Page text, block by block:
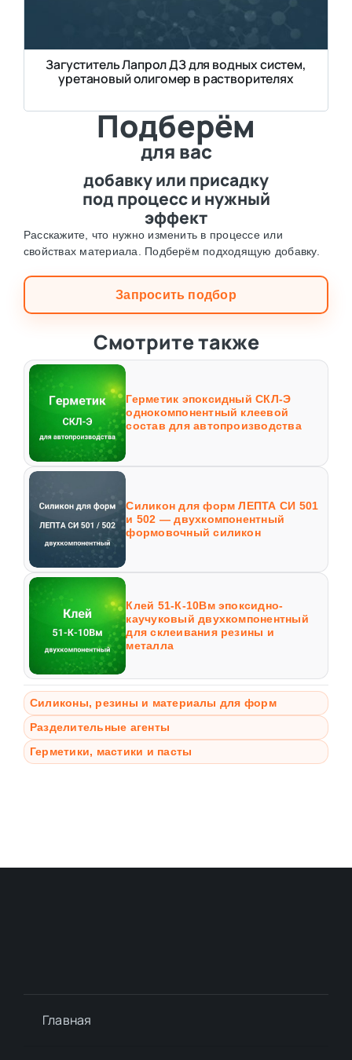
Загуститель Лапрол ДЗ для водных систем,
уретановый олигомер в растворителях
Подберём
для вас
добавку или присадку
под процесс и нужный
эффект
Расскажите, что нужно изменить в процессе или
свойствах материала. Подберём подходящую добавку.
Запросить подбор
Смотрите также
Герметик эпоксидный СКЛ-Э
однокомпонентный клеевой
состав для автопроизводства
Силикон для форм ЛЕПТА СИ 501
и 502 — двухкомпонентный
формовочный силикон
Клей 51-К-10Вм эпоксидно-
каучуковый двухкомпонентный
для склеивания резины и
металла
Силиконы, резины и материалы для форм
Разделительные агенты
Герметики, мастики и пасты
Главная